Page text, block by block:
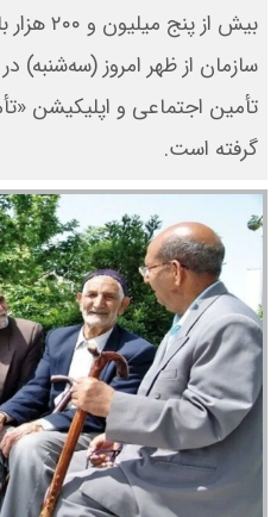
بیش از
سازمان از ظهر امروز
تأمین اجتماعی و اپلیکیشن
گرفته است.